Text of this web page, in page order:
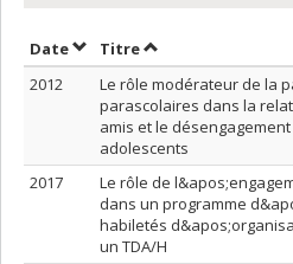
DateTrier par date en ordre
TitreTrier par titre en
2012
Le rôle modérateur de la
parascolaires dans la
amis et le
adolescents
2017
Le rôle de
dans un programme
habiletés
un TDA/H